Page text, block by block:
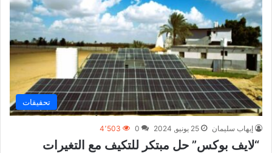
تحقيقات
إيهاب سليمان 25 يونيو, 2024 0 4٬503
“لايف بوكس” حل مبتكر للتكيف مع التغيرات